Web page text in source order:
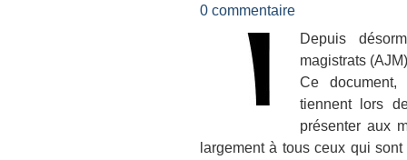
0 commentaire
Depuis
magistrats
Ce
tiennent lors
présenter aux
largement à tous ceux qui